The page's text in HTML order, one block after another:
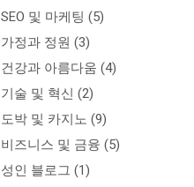
SEO 및 마케팅 (5)
가정과 정원 (3)
건강과 아름다움 (4)
기술 및 혁신 (2)
도박 및 카지노 (9)
비즈니스 및 금융 (5)
성인 블로그 (1)